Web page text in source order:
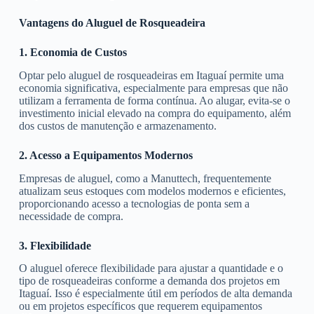
Vantagens do Aluguel de Rosqueadeira
1. Economia de Custos
Optar pelo aluguel de rosqueadeiras em Itaguaí permite uma
economia significativa, especialmente para empresas que não
utilizam a ferramenta de forma contínua. Ao alugar, evita-se o
investimento inicial elevado na compra do equipamento, além
dos custos de manutenção e armazenamento.
2. Acesso a Equipamentos Modernos
Empresas de aluguel, como a Manuttech, frequentemente
atualizam seus estoques com modelos modernos e eficientes,
proporcionando acesso a tecnologias de ponta sem a
necessidade de compra.
3. Flexibilidade
O aluguel oferece flexibilidade para ajustar a quantidade e o
tipo de rosqueadeiras conforme a demanda dos projetos em
Itaguaí. Isso é especialmente útil em períodos de alta demanda
ou em projetos específicos que requerem equipamentos